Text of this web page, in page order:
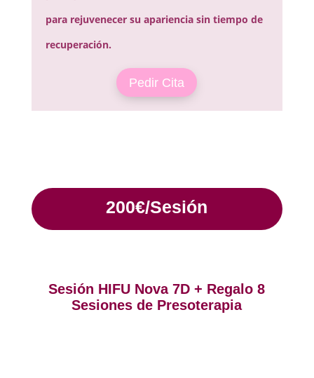
para rejuvenecer su apariencia sin tiempo de
recuperación.
Pedir Cita
200€/Sesión
Sesión HIFU Nova 7D + Regalo 8
Sesiones de Presoterapia